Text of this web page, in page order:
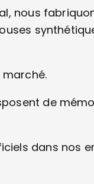
nous
de
dans nos